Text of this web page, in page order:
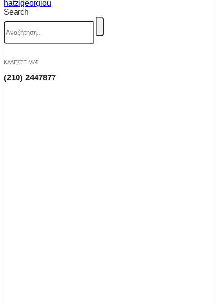
Search
ΚΑΛΕΣΤΕ ΜΑΣ
(210) 2447877